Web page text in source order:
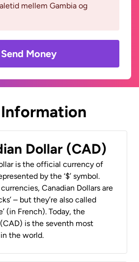
mellem Gambia og
Send Money
Dollar (CAD)
is the official currency of
by the ‘$’ symbol.
Canadian Dollars are
– but they’re also called
(in French). Today, the
is the seventh most
the world.